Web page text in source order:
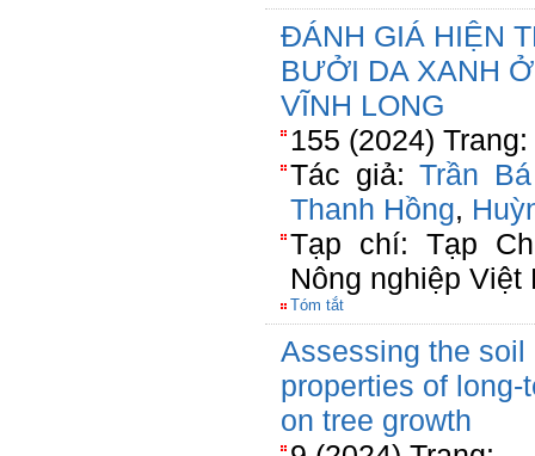
ĐÁNH GIÁ HIỆN
BƯỞI DA XANH
VĨNH LONG
155 (2024)
Tác giả:Trần
Thanh Hồng,
Tạp chí: Tạp
Nông nghiệp Việt
Tóm tắt
Assessing the
properties of
on tree growth